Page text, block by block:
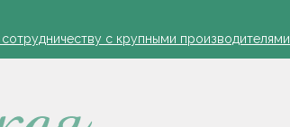
защита яблонь
с крупными производителями
я борюсь за деревню
обозначил слабые места в работе автолавок
на селе: "Просрочка и тухлятина!"